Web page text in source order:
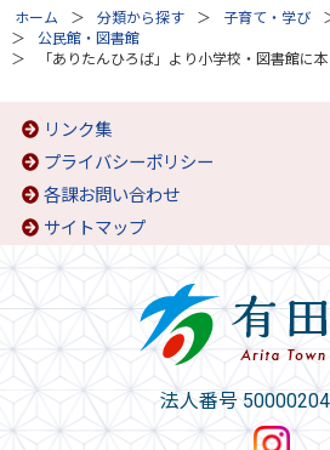
ホーム 分類から探す 子育て・学び
公民館・図書館
「ありたんひろば」より小学校・図書館に
リンク集
プライバシーポリシー
各課お問い合わせ
サイトマップ
法人番号